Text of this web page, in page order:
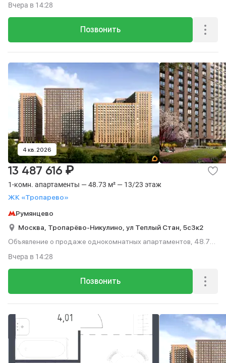
Позвонить
Вчера в 14:28
4 кв. 2026
1-комн. апартаменты — 48.73 м² — 13/23 этаж
ЖК «Тропарево»
13 487 616 ₽
Румянцево
Москва, Тропарёво-Никулино, ул Теплый Стан, 5с3к2
Объявление о продаже однокомнатных апартаментов, 48.73
Позвонить
Вчера в 14:28